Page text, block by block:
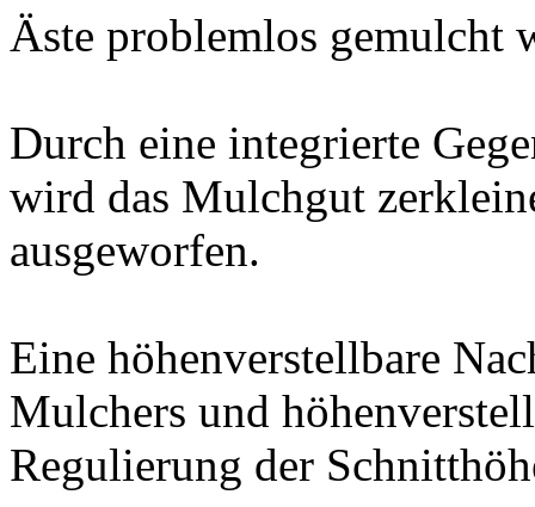
Äste problemlos gemulcht
Durch eine integrierte
wird das Mulchgut
ausgeworfen.
Eine höhenverstellbare
Mulchers und
Regulierung der